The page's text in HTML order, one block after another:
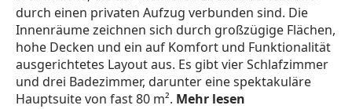
durch einen privaten Aufzug verbunden sind. Die
Innenräume zeichnen sich durch großzügige Flächen,
hohe Decken und ein auf Komfort und Funktionalität
ausgerichtetes Layout aus. Es gibt vier Schlafzimmer
und drei Badezimmer, darunter eine spektakuläre
Hauptsuite von fast 80 m². Mehr lesen